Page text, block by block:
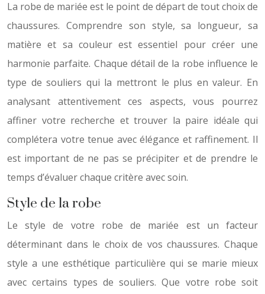
La robe de mariée est le point de départ de tout choix de
chaussures. Comprendre son style, sa longueur, sa
matière et sa couleur est essentiel pour créer une
harmonie parfaite. Chaque détail de la robe influence le
type de souliers qui la mettront le plus en valeur. En
analysant attentivement ces aspects, vous pourrez
affiner votre recherche et trouver la paire idéale qui
complétera votre tenue avec élégance et raffinement. Il
est important de ne pas se précipiter et de prendre le
temps d’évaluer chaque critère avec soin.
Style de la robe
Le style de votre robe de mariée est un facteur
déterminant dans le choix de vos chaussures. Chaque
style a une esthétique particulière qui se marie mieux
avec certains types de souliers. Que votre robe soit